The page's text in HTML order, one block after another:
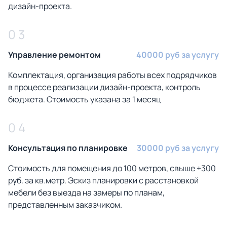
дизайн-проекта.
0 3
Управление ремонтом
40000 руб за услугу
Комплектация, организация работы всех подрядчиков
в процессе реализации дизайн-проекта, контроль
бюджета. Стоимость указана за 1 месяц
0 4
Консультация по планировке
30000 руб за услугу
Стоимость для помещения до 100 метров, свыше +300
руб. за кв.метр. Эскиз планировки с расстановкой
мебели без выезда на замеры по планам,
представленным заказчиком.